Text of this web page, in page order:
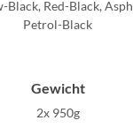
Black, Red-Black,
Petrol-Black
Gewicht
2x 950g